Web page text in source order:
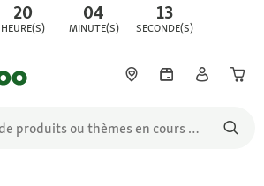
20
HEURE(S)
04
MINUTE(S)
13
SECONDE(S)